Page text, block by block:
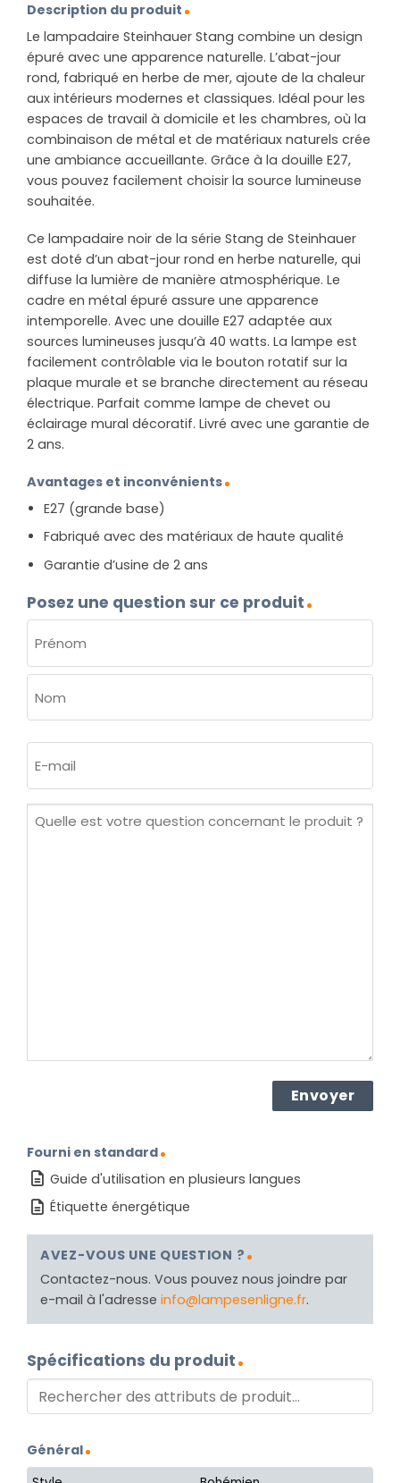
Description du produit
Le lampadaire Steinhauer Stang combine un design
épuré avec une apparence naturelle. L’abat-jour
rond, fabriqué en herbe de mer, ajoute de la chaleur
aux intérieurs modernes et classiques. Idéal pour les
espaces de travail à domicile et les chambres, où la
combinaison de métal et de matériaux naturels crée
une ambiance accueillante. Grâce à la douille E27,
vous pouvez facilement choisir la source lumineuse
souhaitée.
Ce lampadaire noir de la série Stang de Steinhauer
est doté d’un abat-jour rond en herbe naturelle, qui
diffuse la lumière de manière atmosphérique. Le
cadre en métal épuré assure une apparence
intemporelle. Avec une douille E27 adaptée aux
sources lumineuses jusqu’à 40 watts. La lampe est
facilement contrôlable via le bouton rotatif sur la
plaque murale et se branche directement au réseau
électrique. Parfait comme lampe de chevet ou
éclairage mural décoratif. Livré avec une garantie de
2 ans.
Avantages et inconvénients
E27 (grande base)
Fabriqué avec des matériaux de haute qualité
Garantie d’usine de 2 ans
Posez une question sur ce produit
(NÉCESSAIRE)
Prénom
mail
Quelle
Fourni en standard
Guide d'utilisation en plusieurs langues
Étiquette énergétique
AVEZ-VOUS UNE QUESTION ?
Contactez-nous. Vous pouvez nous joindre par
e-mail à l'adresse info@lampesenligne.fr.
Spécifications du produit
Général